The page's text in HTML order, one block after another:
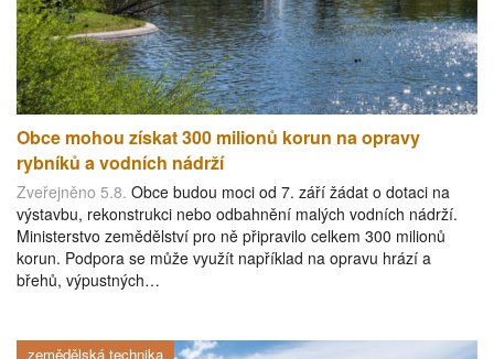
Obce mohou získat 300 milionů korun na opravy
rybníků a vodních nádrží
Zveřejněno 5.8. Obce budou moci od 7. září žádat o dotaci na
výstavbu, rekonstrukci nebo odbahnění malých vodních nádrží.
Ministerstvo zemědělství pro ně připravilo celkem 300 milionů
korun. Podpora se může využít například na opravu hrází a
břehů, výpustných…
zemědělská technika